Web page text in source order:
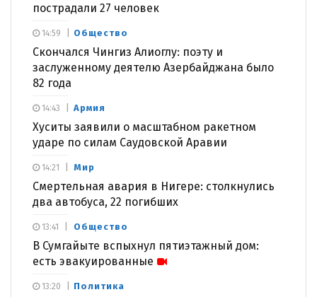
пострадали 27 человек
Общество
Скончался Чингиз Алиоглу: поэту и
заслуженному деятелю Азербайджана было
82 года
14:59
Армия
Хуситы заявили о масштабном ракетном
ударе по силам Саудовской Аравии
14:43
Мир
Смертельная авария в Нигере: столкнулись
два автобуса, 22 погибших
14:21
Общество
В Сумгайыте вспыхнул пятиэтажный дом:
есть эвакуированные
13:41
Политика
13:20